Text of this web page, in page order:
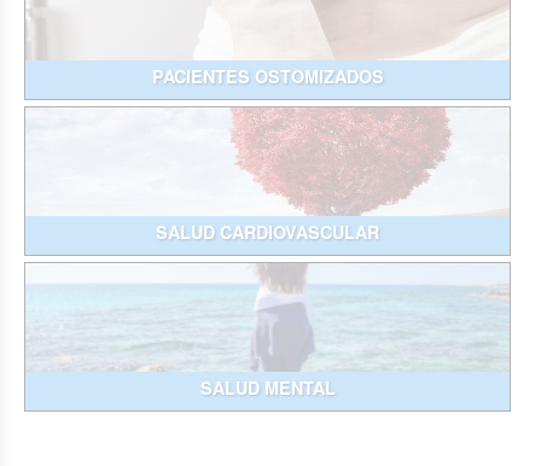
PACIENTES OSTOMIZADOS
SALUD CARDIOVASCULAR
SALUD MENTAL